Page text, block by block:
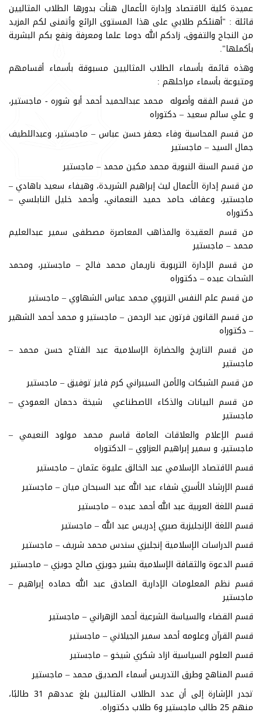
عميدة كلية الاقتصاد وإدارة الأعمال هنأت بدورها الطلاب المثاليين
قائلة : "أهنئكم طلابي على هذا المستوى الرائع وأتمنى لكم المزيد
من النجاح والتفوق، زادكم الله دوما علما ومعرفة ونفع بكم البشرية
بأكملها".
وهذه قائمة بأسماء الطلاب المثاليين مسبوقة بأسماء أقسامهم
ومتبوعة بأسماء مراحلهم :
من قسم الفقه وأصوله محمد عبدالحميد أحمد أبو شوره - ماجستير،
و علي سالم سعيد – دكتوراه
من قسم المحاسبة وفاء جعفر حسن عباس – ماجستير، وعبداللطيف
جمال السيد – ماجستير
من قسم السنة النبوية محمد مكين محمد – ماجستير
من قسم إدارة الأعمال ليث إبراهيم الشريدة، وهيفاء سعيد باهادي –
ماجستير، وعفاف حامد حميد النعماني، وأحمد خليل النابلسي –
دكتوراه
من قسم العقيدة والمذاهب المعاصرة مصطفى سمير عبدالعليم
محمد – ماجستير
من قسم الإدارة التربوية ناريمان محمد فالح – ماجستير، ومحمد
الشحات عبده – دكتوراه
من قسم علم النفس التربوي محمد عباس الشهاوي – ماجستير
من قسم القانون فرتون عبد الرحمن – ماجستير و محمد أحمد الشهير
– دكتوراه
من قسم التاريخ والحضارة الإسلامية عبد الفتاح حسن محمد –
ماجستير
من قسم الشبكات والأمن السيبراني كرم فايز توفيق – ماجستير
من قسم البيانات والذكاء الاصطناعي شيخة دحمان العمودي –
ماجستير
قسم الإعلام والعلاقات العامة قاسم محمد مولود النعيمي –
ماجستير، و سمير إبراهيم العزاوي – الدكتوراه
قسم الاقتصاد الإسلامي عبد الخالق عليوة عثمان – ماجستير
قسم الإرشاد الأسري شفاء عبد الله عبد السبحان ميان – ماجستير
قسم اللغة العربية عبد الله أحمد عبده – ماجستير
قسم اللغة الإنجليزية صبري إدريس عبد الله – ماجستير
قسم الدراسات الإسلامية إنجليزي سندس محمد شريف – ماجستير
قسم الدعوة والثقافة الإسلامية بشير جويزي صالح جويزي – ماجستير
قسم نظم المعلومات الإدارية الصادق عبد الله حماده إبراهيم –
ماجستير
قسم القضاء والسياسة الشرعية أحمد الزهراني – ماجستير
قسم القرآن وعلومه أحمد سمير الجيلاني – ماجستير
قسم العلوم السياسية ازاد شكري شيخو – ماجستير
قسم المناهج وطرق التدريس أسماء الصديق محمد – ماجستير
تجدر الإشارة إلى أن عدد الطلاب المثاليين بلغ عددهم 31 طالبًا،
منهم 25 طالب ماجستير و6 طلاب دكتوراه.